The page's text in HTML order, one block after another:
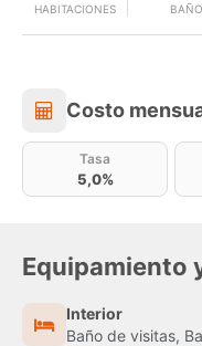
HABITACIONES
Costo
Costo
Tasa
5,0%
Equipamiento
Interior
Baño de visitas,